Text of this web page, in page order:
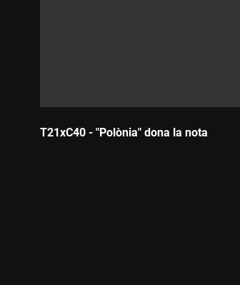
T21xC40 - "Polònia" dona la nota